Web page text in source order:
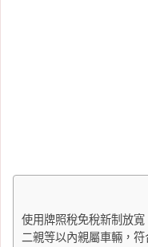
使用牌照稅免稅新制放
二親等以內親屬車輛，